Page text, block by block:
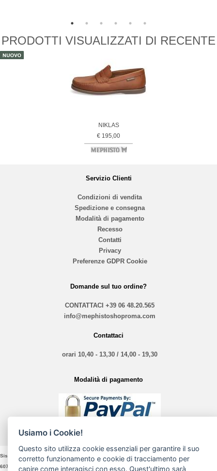
PRODOTTI VISUALIZZATI DI RECENTE
NIKLAS
€ 195,00
Servizio Clienti
Condizioni di vendita
Spedizione e consegna
Modalità di pagamento
Recesso
Contatti
Privacy
Preferenze GDPR Cookie
Domande sul tuo ordine?
CONTATTACI +39 06 48.20.565
info@mephistoshoproma.com
Contattaci
orari 10,40 - 13,30 / 14,00 - 19,30
Modalità di pagamento
Sistina Nove Srl - VIA Sistina, 135 - 00187 Roma - P. Iva e Cod. Fiscale 16197361005 3064 -
6076
Usiamo i Cookie!
Questo sito utilizza cookie essenziali per garantire il suo
corretto funzionamento e cookie di tracciamento per
capire come interagisci con esso. Quest'ultimo sarà